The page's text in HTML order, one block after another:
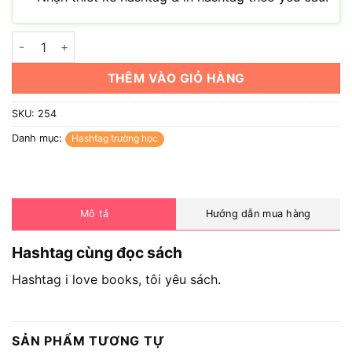
Hashtag cùng đọc sách số lượng
THÊM VÀO GIỎ HÀNG
SKU: 254
Danh mục: Hashtag trường học
Mô tả Hướng dẫn mua hàng
Hashtag cùng đọc sách
Hashtag i love books, tôi yêu sách.
SẢN PHẨM TƯƠNG TỰ